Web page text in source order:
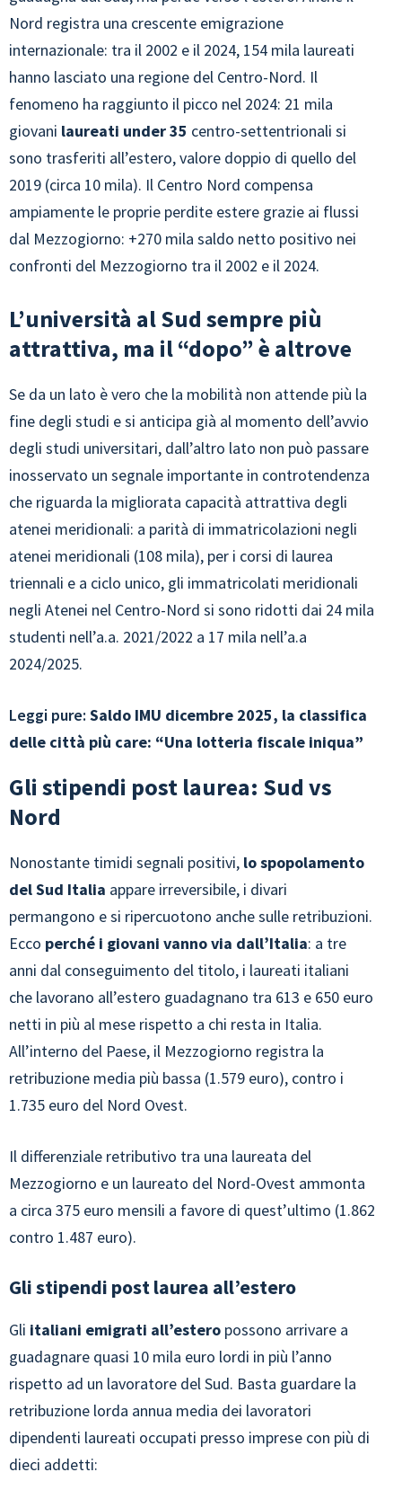
Nord registra una crescente emigrazione
internazionale: tra il 2002 e il 2024, 154 mila laureati
hanno lasciato una regione del Centro-Nord. Il
fenomeno ha raggiunto il picco nel 2024: 21 mila
giovani laureati under 35 centro-settentrionali si
sono trasferiti all’estero, valore doppio di quello del
2019 (circa 10 mila). Il Centro Nord compensa
ampiamente le proprie perdite estere grazie ai flussi
dal Mezzogiorno: +270 mila saldo netto positivo nei
confronti del Mezzogiorno tra il 2002 e il 2024.
L’università al Sud sempre più
attrattiva, ma il “dopo” è altrove
Se da un lato è vero che la mobilità non attende più la
fine degli studi e si anticipa già al momento dell’avvio
degli studi universitari, dall’altro lato non può passare
inosservato un segnale importante in controtendenza
che riguarda la migliorata capacità attrattiva degli
atenei meridionali: a parità di immatricolazioni negli
atenei meridionali (108 mila), per i corsi di laurea
triennali e a ciclo unico, gli immatricolati meridionali
negli Atenei nel Centro-Nord si sono ridotti dai 24 mila
studenti nell’a.a. 2021/2022 a 17 mila nell’a.a
2024/2025.
Leggi pure: Saldo IMU dicembre 2025, la classifica
delle città più care: “Una lotteria fiscale iniqua”
Gli stipendi post laurea: Sud vs
Nord
Nonostante timidi segnali positivi, lo spopolamento
del Sud Italia appare irreversibile, i divari
permangono e si ripercuotono anche sulle retribuzioni.
Ecco perché i giovani vanno via dall’Italia: a tre
anni dal conseguimento del titolo, i laureati italiani
che lavorano all’estero guadagnano tra 613 e 650 euro
netti in più al mese rispetto a chi resta in Italia.
All’interno del Paese, il Mezzogiorno registra la
retribuzione media più bassa (1.579 euro), contro i
1.735 euro del Nord Ovest.
Il differenziale retributivo tra una laureata del
Mezzogiorno e un laureato del Nord-Ovest ammonta
a circa 375 euro mensili a favore di quest’ultimo (1.862
contro 1.487 euro).
Gli stipendi post laurea all’estero
Gli italiani emigrati all’estero possono arrivare a
guadagnare quasi 10 mila euro lordi in più l’anno
rispetto ad un lavoratore del Sud. Basta guardare la
retribuzione lorda annua media dei lavoratori
dipendenti laureati occupati presso imprese con più di
dieci addetti: